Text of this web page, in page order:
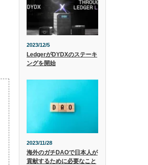
2023/12/5
LedgerがDYDXのステーキ
ングを開始
2023/11/28
海外のガチDAOで日本人が
貢献するために必要なこと